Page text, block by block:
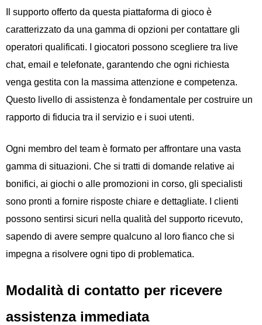
Il supporto offerto da questa piattaforma di gioco è
caratterizzato da una gamma di opzioni per contattare gli
operatori qualificati. I giocatori possono scegliere tra live
chat, email e telefonate, garantendo che ogni richiesta
venga gestita con la massima attenzione e competenza.
Questo livello di assistenza è fondamentale per costruire un
rapporto di fiducia tra il servizio e i suoi utenti.
Ogni membro del team è formato per affrontare una vasta
gamma di situazioni. Che si tratti di domande relative ai
bonifici, ai giochi o alle promozioni in corso, gli specialisti
sono pronti a fornire risposte chiare e dettagliate. I clienti
possono sentirsi sicuri nella qualità del supporto ricevuto,
sapendo di avere sempre qualcuno al loro fianco che si
impegna a risolvere ogni tipo di problematica.
Modalità di contatto per ricevere
assistenza immediata